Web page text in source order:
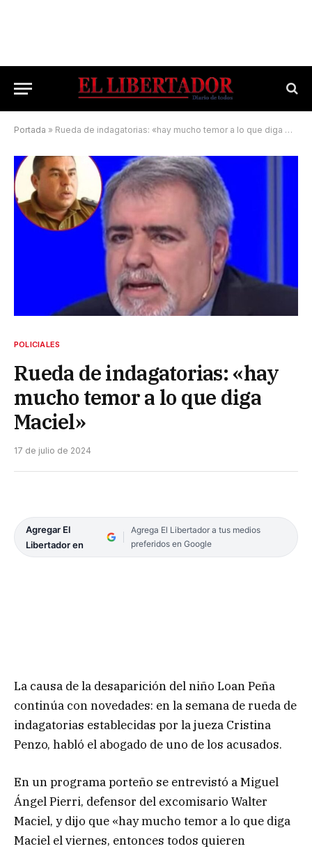
Portada » Rueda de indagatorias: «hay mucho temor a lo que diga Maciel»
POLICIALES
Rueda de indagatorias: «hay
mucho temor a lo que diga
Maciel»
17 de julio de 2024
Agregar El
Libertador en
Agrega El Libertador a tus medios
preferidos en Google
La causa de la desaparición del niño Loan Peña
continúa con novedades: en la semana de rueda de
indagatorias establecidas por la jueza Cristina
Penzo, habló el abogado de uno de los acusados.
En un programa porteño se entrevistó a Miguel
Ángel Pierri, defensor del excomisario Walter
Maciel, y dijo que «hay mucho temor a lo que diga
Maciel el viernes, entonces todos quieren